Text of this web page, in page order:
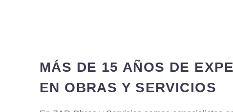
MÁS DE 15 AÑOS DE
EN OBRAS Y SERVICIOS